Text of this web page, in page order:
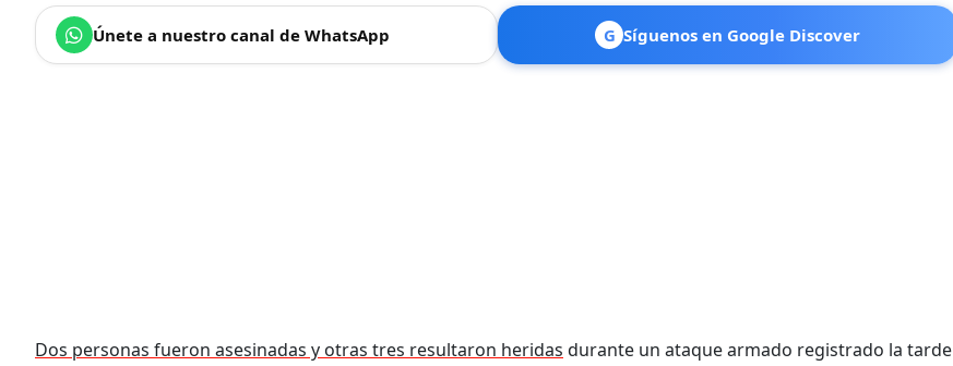
Únete a nuestro canal de WhatsApp G Síguenos en Google Discover
Dos personas fueron asesinadas y otras tres resultaron heridas durante un ataque armado registrado la tarde